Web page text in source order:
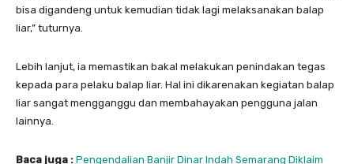
bisa digandeng untuk kemudian tidak lagi melaksanakan balap
liar,” tuturnya.
Lebih lanjut, ia memastikan bakal melakukan penindakan tegas
kepada para pelaku balap liar. Hal ini dikarenakan kegiatan balap
liar sangat mengganggu dan membahayakan pengguna jalan
lainnya.
Baca juga : Pengendalian Banjir Dinar Indah Semarang Diklaim